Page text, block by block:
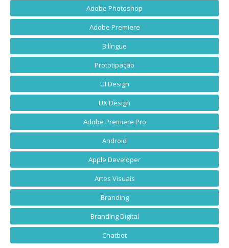
Adobe Photoshop
Adobe Premiere
Bilíngue
Prototipação
UI Design
UX Design
Adobe Premiere Pro
Android
Apple Developer
Artes Visuais
Branding
Branding Digital
Chatbot